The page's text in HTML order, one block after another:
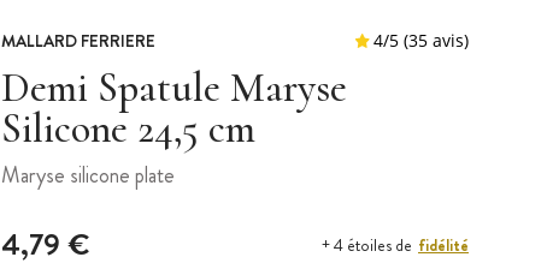
MALLARD FERRIERE
Demi Spatule Maryse
Silicone 24,5 cm
Maryse silicone plate
4,79 € + 4 étoiles de fidélité